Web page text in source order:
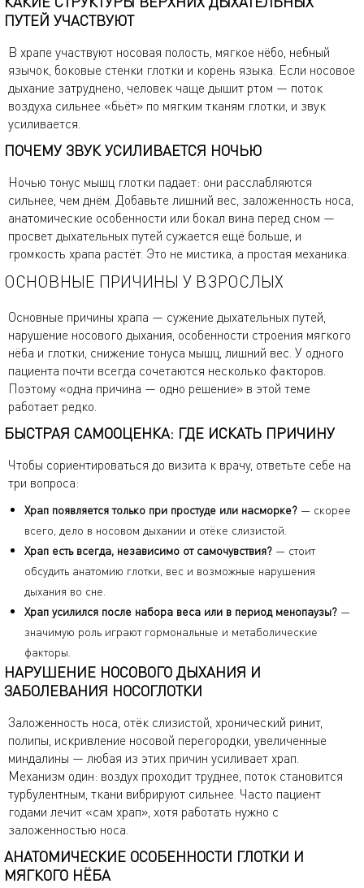
ПУТЕЙ УЧАСТВУЮТ
В храпе участвуют носовая полость, мягкое нёбо, небный
язычок, боковые стенки глотки и корень языка. Если носовое
дыхание затруднено, человек чаще дышит ртом — поток
воздуха сильнее «бьёт» по мягким тканям глотки, и звук
усиливается.
ПОЧЕМУ ЗВУК УСИЛИВАЕТСЯ НОЧЬЮ
Ночью тонус мышц глотки падает: они расслабляются
сильнее, чем днём. Добавьте лишний вес, заложенность носа,
анатомические особенности или бокал вина перед сном —
просвет дыхательных путей сужается ещё больше, и
громкость храпа растёт. Это не мистика, а простая механика.
ОСНОВНЫЕ ПРИЧИНЫ У ВЗРОСЛЫХ
Основные причины храпа — сужение дыхательных путей,
нарушение носового дыхания, особенности строения мягкого
нёба и глотки, снижение тонуса мышц, лишний вес. У одного
пациента почти всегда сочетаются несколько факторов.
Поэтому «одна причина — одно решение» в этой теме
работает редко.
БЫСТРАЯ САМООЦЕНКА: ГДЕ ИСКАТЬ ПРИЧИНУ
Чтобы сориентироваться до визита к врачу, ответьте себе на
три вопроса:
Храп появляется только при простуде или насморке? — скорее
всего, дело в носовом дыхании и отёке слизистой.
Храп есть всегда, независимо от самочувствия? — стоит
обсудить анатомию глотки, вес и возможные нарушения
дыхания во сне.
Храп усилился после набора веса или в период менопаузы? —
значимую роль играют гормональные и метаболические
факторы.
НАРУШЕНИЕ НОСОВОГО ДЫХАНИЯ И
ЗАБОЛЕВАНИЯ НОСОГЛОТКИ
Заложенность носа, отёк слизистой, хронический ринит,
полипы, искривление носовой перегородки, увеличенные
миндалины — любая из этих причин усиливает храп.
Механизм один: воздух проходит труднее, поток становится
турбулентным, ткани вибрируют сильнее. Часто пациент
годами лечит «сам храп», хотя работать нужно с
заложенностью носа.
АНАТОМИЧЕСКИЕ ОСОБЕННОСТИ ГЛОТКИ И
МЯГКОГО НЁБА